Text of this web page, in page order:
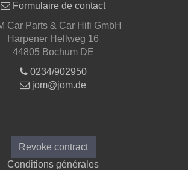
Formulaire de contact
Car Parts & Car Hifi GmbH
Harpener Hellweg 16
44805 Bochum DE
0234/902950
jom@jom.de
Revoke contract
Conditions générales